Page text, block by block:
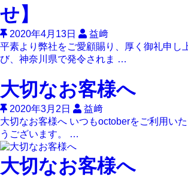
せ】
2020年4月13日
益﨑
平素より弊社をご愛顧賜り、厚く御礼申し
び、神奈川県で発令されま …
大切なお客様へ
2020年3月2日
益﨑
大切なお客様へ いつもoctoberをご利用い
うございます。 …
大切なお客様へ